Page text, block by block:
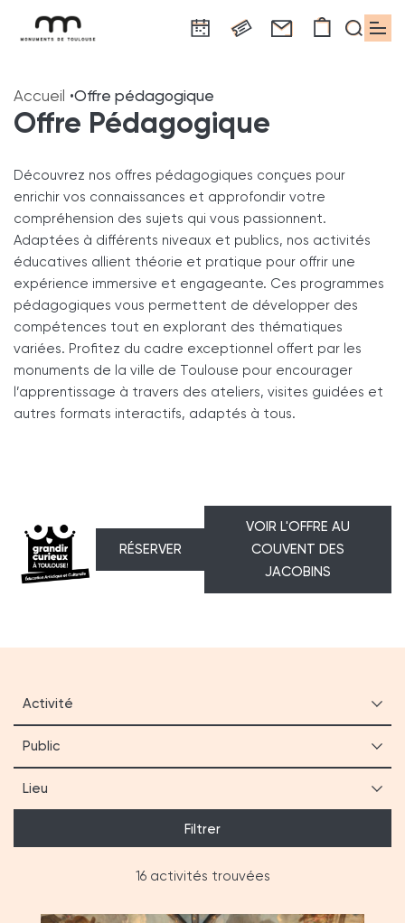
contenu
principal
à
navigation
la
recherche
Accueil Offre pédagogique
Offre Pédagogique
Découvrez nos offres pédagogiques conçues pour
enrichir vos connaissances et approfondir votre
compréhension des sujets qui vous passionnent.
Adaptées à différents niveaux et publics, nos activités
éducatives allient théorie et pratique pour offrir une
expérience immersive et engageante. Ces programmes
pédagogiques vous permettent de développer des
compétences tout en explorant des thématiques
variées. Profitez du cadre exceptionnel offert par les
monuments de la ville de Toulouse pour encourager
l’apprentissage à travers des ateliers, visites guidées et
autres formats interactifs, adaptés à tous.
RÉSERVER
VOIR L'OFFRE AU
COUVENT DES
JACOBINS
Activité
Public
Lieu
Filtrer
16 activités trouvées